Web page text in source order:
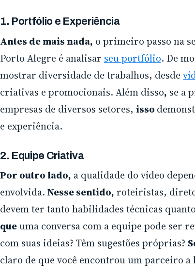
1. Portfólio e Experiência
Antes de mais nada, o primeiro passo na
Porto Alegre é analisar seu portfólio. De
mostrar diversidade de trabalhos, desde
criativas e promocionais. Além disso, se a
empresas de diversos setores, isso
e experiência.
2. Equipe Criativa
Por outro lado, a qualidade do vídeo
envolvida. Nesse sentido, roteiristas,
devem ter tanto habilidades técnicas
queuma conversa com a equipe pode ser
com suas ideias? Têm sugestões próprias?
claro de que você encontrou um parceiro a